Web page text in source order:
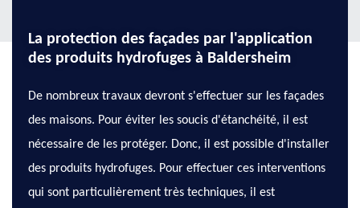
La protection des façades par l'application
des produits hydrofuges à Baldersheim
De nombreux travaux devront s'effectuer sur les façades
des maisons. Pour éviter les soucis d'étanchéité, il est
nécessaire de les protéger. Donc, il est possible d'installer
des produits hydrofuges. Pour effectuer ces interventions
qui sont particulièrement très techniques, il est